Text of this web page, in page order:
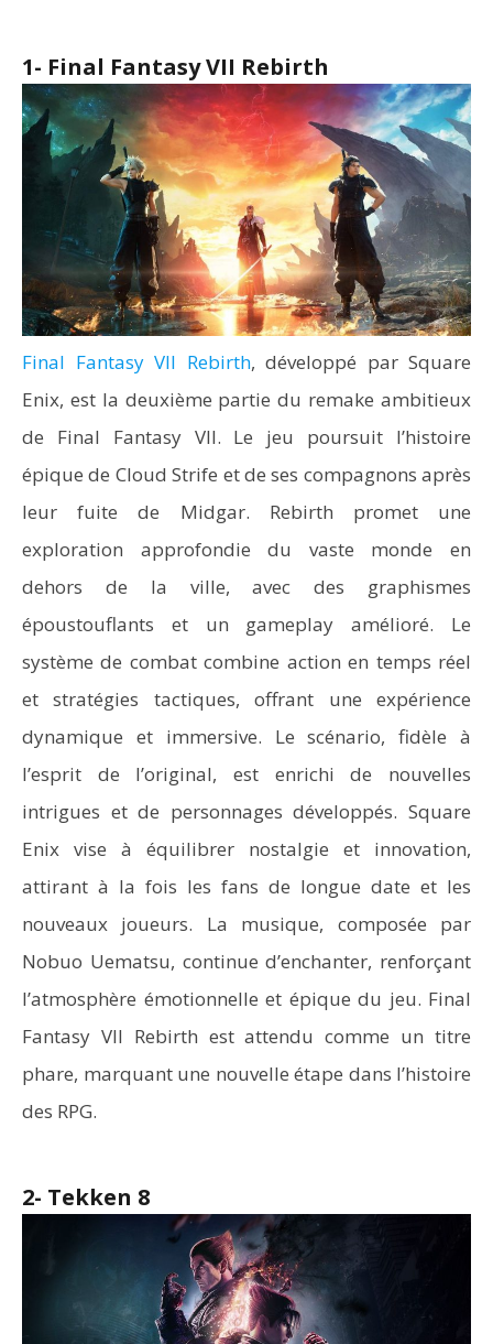
1- Final Fantasy VII Rebirth
Final Fantasy VII Rebirth, développé par Square
Enix, est la deuxième partie du remake ambitieux
de Final Fantasy VII. Le jeu poursuit l’histoire
épique de Cloud Strife et de ses compagnons après
leur fuite de Midgar. Rebirth promet une
exploration approfondie du vaste monde en
dehors de la ville, avec des graphismes
époustouflants et un gameplay amélioré. Le
système de combat combine action en temps réel
et stratégies tactiques, offrant une expérience
dynamique et immersive. Le scénario, fidèle à
l’esprit de l’original, est enrichi de nouvelles
intrigues et de personnages développés. Square
Enix vise à équilibrer nostalgie et innovation,
attirant à la fois les fans de longue date et les
nouveaux joueurs. La musique, composée par
Nobuo Uematsu, continue d’enchanter, renforçant
l’atmosphère émotionnelle et épique du jeu. Final
Fantasy VII Rebirth est attendu comme un titre
phare, marquant une nouvelle étape dans l’histoire
des RPG.
2- Tekken 8